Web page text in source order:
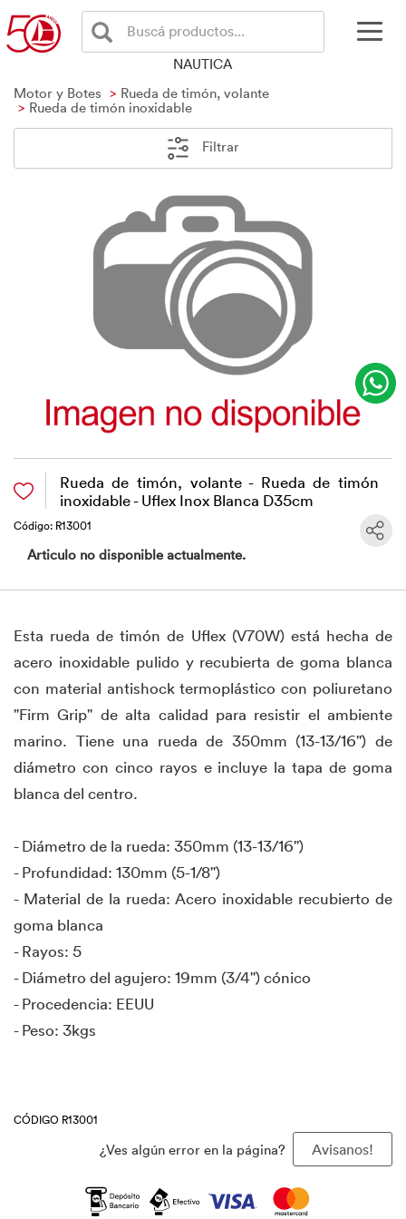
Buscá productos...
NAUTICA
Motor y Botes
Rueda de timón, volante
Rueda de timón inoxidable
Filtrar
Rueda de timón, volante - Rueda de timón
inoxidable - Uflex Inox Blanca D35cm
Código: R13001
Articulo no disponible actualmente.
Esta rueda de timón de Uflex (V70W) está hecha de
acero inoxidable pulido y recubierta de goma blanca
con material antishock termoplástico con poliuretano
"Firm Grip" de alta calidad para resistir el ambiente
marino. Tiene una rueda de 350mm (13-13/16") de
diámetro con cinco rayos e incluye la tapa de goma
blanca del centro.
- Diámetro de la rueda: 350mm (13-13/16")
- Profundidad: 130mm (5-1/8")
- Material de la rueda: Acero inoxidable recubierto de
goma blanca
- Rayos: 5
- Diámetro del agujero: 19mm (3/4") cónico
- Procedencia: EEUU
- Peso: 3kgs
CÓDIGO R13001
¿Ves algún error en la página? Avisanos!